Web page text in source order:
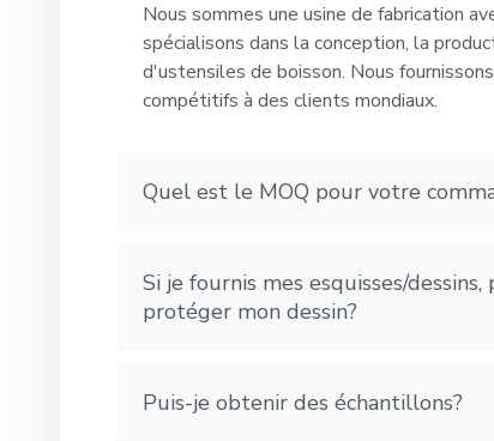
Nous sommes une usine de fabrication
spécialisons dans la conception, la
d'ustensiles de boisson. Nous
compétitifs à des clients mondiaux.
Quel est le MOQ pour votre
Si je fournis mes esquisses/
protéger mon dessin?
Puis-je obtenir des échantillons?